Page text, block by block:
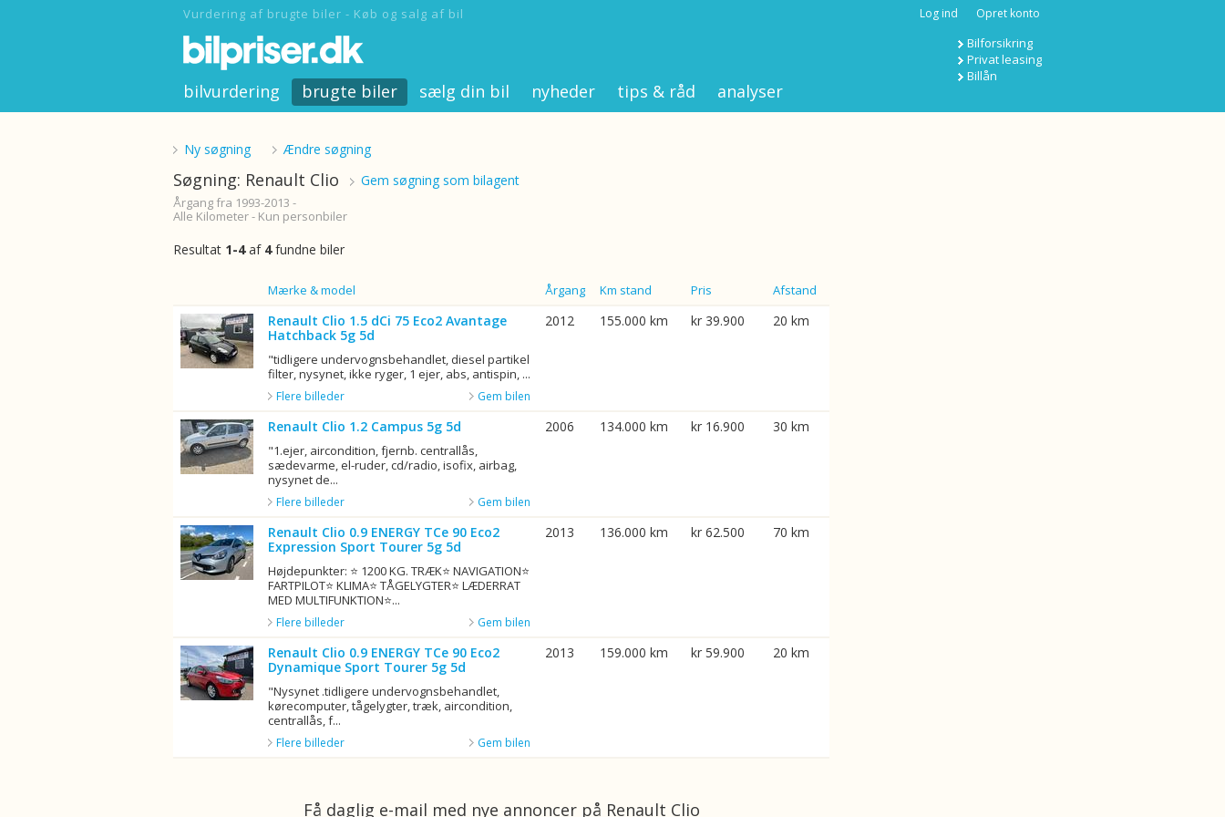
Vurdering af brugte biler - Køb og salg af bil Log ind Opret konto
Bilforsikring
Privat leasing
Billån
bilvurdering brugte biler sælg din bil nyheder tips & råd analyser
Ny søgning Ændre søgning
Søgning: Renault Clio Gem søgning som bilagent
Årgang fra 1993-2013 -
Alle Kilometer - Kun personbiler
Resultat 1-4af 4fundne biler
Mærke & model Årgang Km stand Pris Afstand
Renault Clio 1.5 dCi 75 Eco2 Avantage
Hatchback 5g 5d
"tidligere undervognsbehandlet, diesel partikel
filter, nysynet, ikke ryger, 1 ejer, abs, antispin, ...
Gem bilen
Flere billeder
2012 155.000 km kr 39.900 20 km
Renault Clio 1.2 Campus 5g 5d
"1.ejer, aircondition, fjernb. centrallås,
sædevarme, el-ruder, cd/radio, isofix, airbag,
nysynet de...
Gem bilen
Flere billeder
2006 134.000 km kr 16.900 30 km
Renault Clio 0.9 ENERGY TCe 90 Eco2
Expression Sport Tourer 5g 5d
Højdepunkter: ⭐ 1200 KG. TRÆK⭐ NAVIGATION⭐
FARTPILOT⭐ KLIMA⭐ TÅGELYGTER⭐ LÆDERRAT
MED MULTIFUNKTION⭐...
Gem bilen
Flere billeder
2013 136.000 km kr 62.500 70 km
Renault Clio 0.9 ENERGY TCe 90 Eco2
Dynamique Sport Tourer 5g 5d
"Nysynet .tidligere undervognsbehandlet,
kørecomputer, tågelygter, træk, aircondition,
centrallås, f...
Gem bilen
Flere billeder
2013 159.000 km kr 59.900 20 km
Få daglig e-mail med nye annoncer på Renault Clio